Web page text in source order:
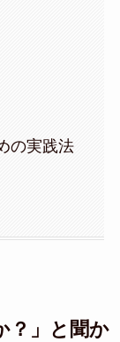
の実践法
？」と聞か